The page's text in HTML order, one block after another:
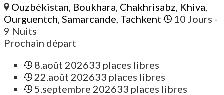
Ouzbékistan, Boukhara, Chakhrisabz, Khiva,
Ourguentch, Samarcande, Tachkent 10 Jours -
9 Nuits
Prochain départ
8.août 202633 places libres
22.août 202633 places libres
5.septembre 202633 places libres